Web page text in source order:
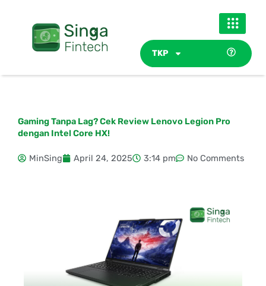
TKP
Gaming Tanpa Lag? Cek Review Lenovo Legion Pro
dengan Intel Core HX!
MinSing April 24, 2025 3:14 pm No Comments